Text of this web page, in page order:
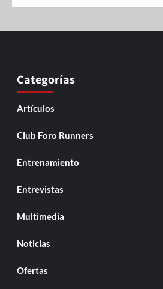
Categorías
Artículos
Club Foro Runners
Entrenamiento
Entrevistas
Multimedia
Noticias
Ofertas